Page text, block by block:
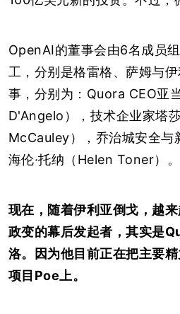
OpenAI的董事会由6名成员
工，分别是格雷格、萨姆与
事，分别为：Quora CEO亚
D'Angelo），技术企业家塔
McCauley），乔治城安全与
海伦·托纳（Helen Toner）。
现在，随着伊利亚倒戈，越
政变的幕后发起者，其实是
洛。因为他目前正在把主要
项目Poe上。